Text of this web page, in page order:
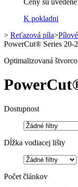
K pokladni
> Reťazová píla>
PowerCut® Series 20-
Optimalizovaná
Dostupnost
Dĺžka vodiacej lišty
Počet článkov